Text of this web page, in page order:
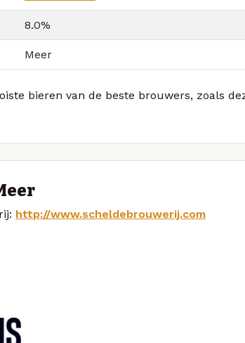
8.0%
Meer
bieren van de beste brouwers, zoals
http://www.scheldebrouwerij.com